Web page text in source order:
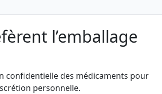
l’emballage
confidentielle des médicaments pour
personnelle.